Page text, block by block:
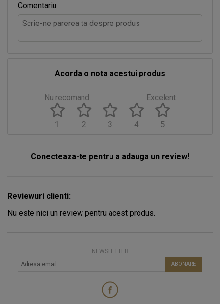
Comentariu
Acorda o nota acestui produs
Nu recomand Excelent
5
4
3
2
1
Conecteaza-te pentru a adauga un review!
Reviewuri clienti:
Nu este nici un review pentru acest produs.
NEWSLETTER
ABONARE